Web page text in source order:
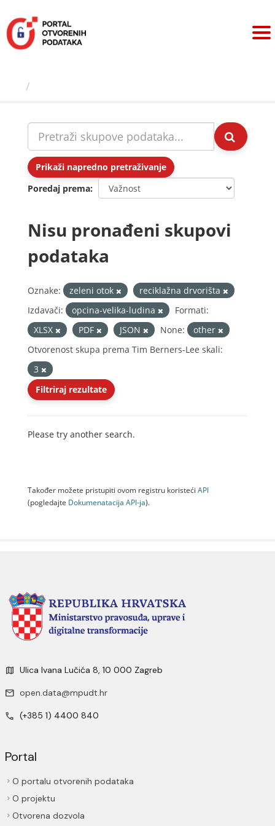
sadržaj
Prikaži napredno pretraživanje
Poredaj prema
Nisu pronađeni skupovi
podataka
Oznake: zeleni otok
reciklažna drvorišta
Izdavači:
opcina-velika-ludina
Formati:
XLSX
PDF JSON None:
other
Otvorenost skupa prema Tim Berners-Lee skali:
3
Filtriraj rezultate
Please try another search.
Također možete pristupiti ovom registru koristeći API
(pogledajte Dokumenаtаcijа API-jа).